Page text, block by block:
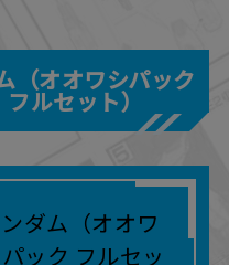
（オオワシパック
ルセット）